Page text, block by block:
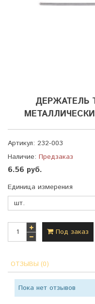
ДЕРЖАТЕЛЬ
Артикул: 232-003
Наличие: Предзаказ
6.56 руб.
Единица измерения
Под заказ
ОТЗЫВЫ (0)
Пока нет отзывов